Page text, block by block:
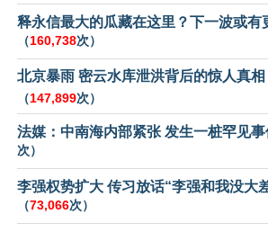
释永信最大的瓜藏在这里？下一波或有
（160,738次）
北京暴雨 密云水库泄洪背后的惊人真相
（147,899次）
法媒：中南海内部紧张 发生一桩罕见
次）
李强权势扩大 传习放话“李强和我没大
（73,066次）